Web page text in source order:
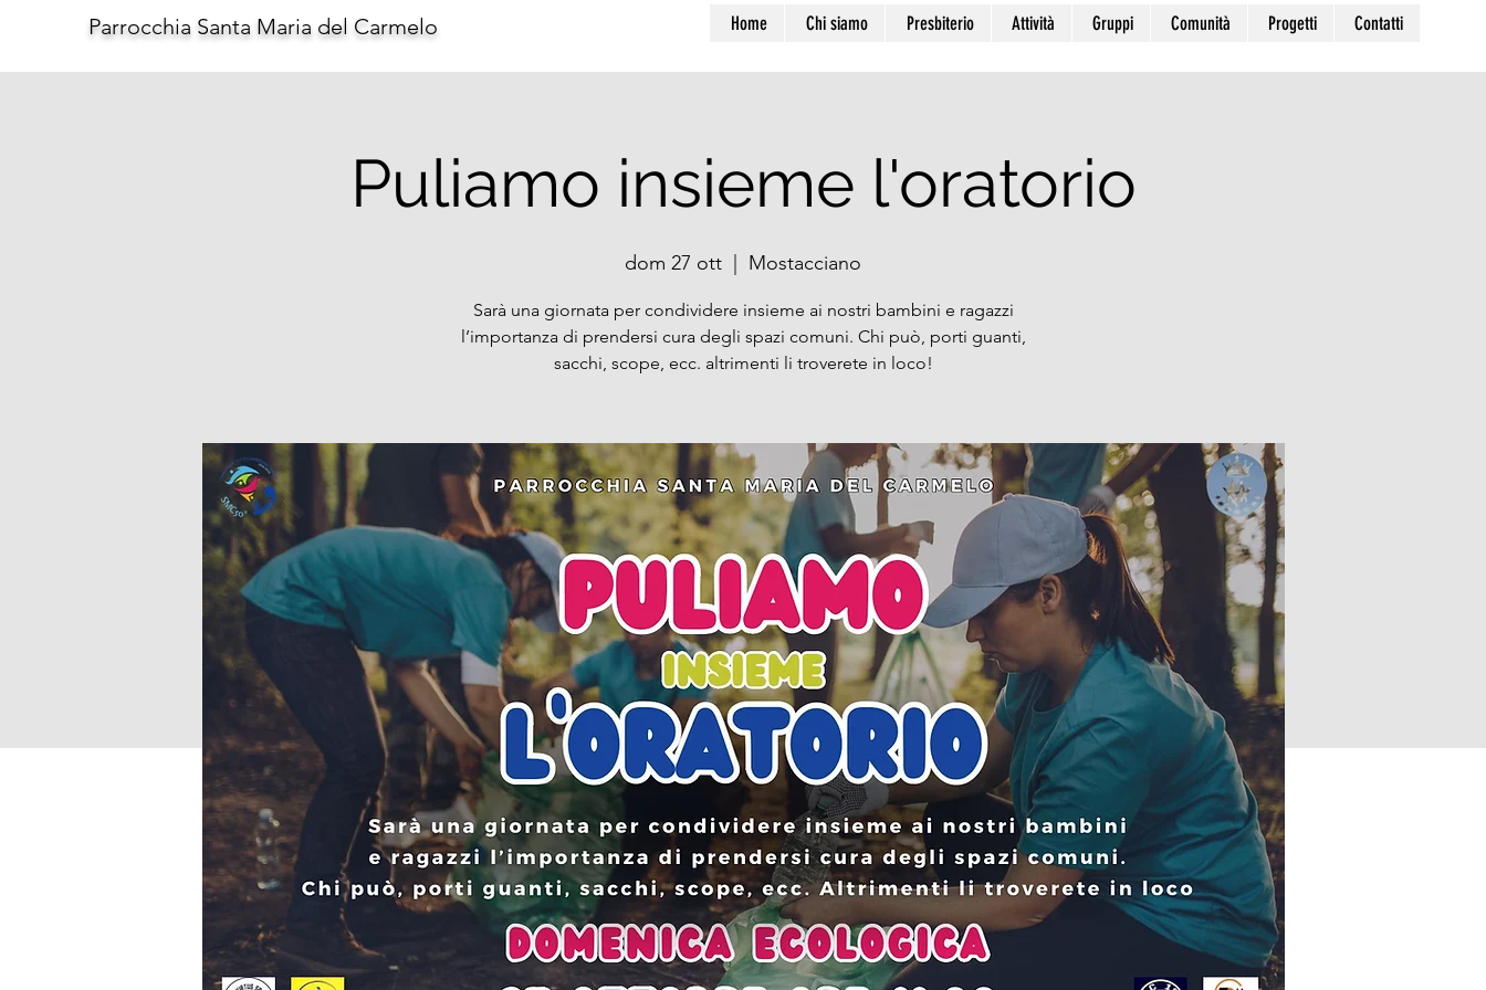
Parrocchia Santa Maria del Carmelo Home Chi siamo Presbiterio Attività Gruppi Comunità Progetti Contatti
Puliamo insieme l'oratorio
dom 27 ott Mostacciano
Sarà una giornata per condividere insieme ai nostri bambini e ragazzi
l’importanza di prendersi cura degli spazi comuni. Chi può, porti guanti,
sacchi, scope, ecc. altrimenti li troverete in loco!